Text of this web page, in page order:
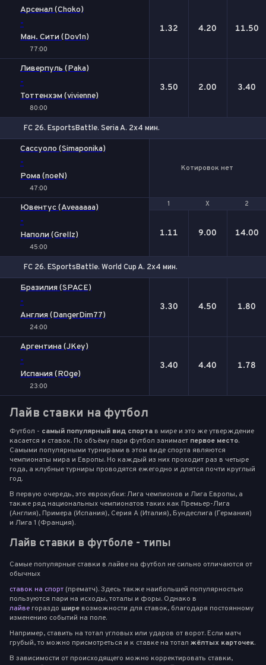
Арсенал (Choko)
-
Ман. Сити (Dov1n)
77:00
1.32 4.20 11.50
Ливерпуль (Paka)
-
Тоттенхэм (vivienne)
80:00
3.50 2.00 3.40
FC 26. EsportsBattle. Seria A. 2x4 мин.
Сассуоло (Simaponika)
-
Рома (noeN)
47:00
Котировок нет
1 Х 2
Ювентус (Aveaaaaa)
-
Наполи (Grellz)
45:00
1 Х 2
1.11 9.00 14.00
FC 26. ESportsBattle. World Cup A. 2x4 мин.
Бразилия (SPACE)
-
Англия (DangerDim77)
24:00
3.30 4.50 1.80
Аргентина (JKey)
-
Испания (R0ge)
23:00
3.40 4.40 1.78
Лайв ставки на футбол
Футбол - самый популярный вид спорта в мире и это же утверждение
касается и ставок. По объёму пари футбол занимает первое место.
Самыми популярными турнирами в этом виде спорта являются
чемпионаты мира и Европы. Но каждый из них проходит раз в четыре
года, а клубные турниры проводятся ежегодно и длятся почти круглый
год.
В первую очередь, это еврокубки: Лига чемпионов и Лига Европы, а
также ряд национальных чемпионатов таких как Премьер-Лига
(Англия), Примера (Испания), Серия А (Италия), Бундеслига (Германия)
и Лига 1 (Франция).
Лайв ставки в футболе - типы
Самые популярные ставки в лайве на футбол не сильно отличаются от
обычных
ставок на спорт (прематч). Здесь также наибольшей популярностью
пользуются пари на исходы, тоталы и форы. Однако в
лайве гораздо шире возможности для ставок, благодаря постоянному
изменению событий на поле.
Например, ставить на тотал угловых или ударов от ворот. Если матч
грубый, то можно присмотреться и к ставке на тотал жёлтых карточек.
В зависимости от происходящего можно корректировать ставки,